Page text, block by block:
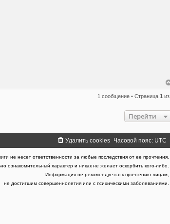
1 сообщение • Страница1
Перейти
Часовой пояс: UTC
Удалить cookies
не несет ответственности за любые последствия от ее прочтения.
ознакомительный характер и никак не желает оскорбить кого-либо.
Информация не рекомендуется к прочтению лицам,
не достигшим совершеннолетия или с психическими заболеваниями.